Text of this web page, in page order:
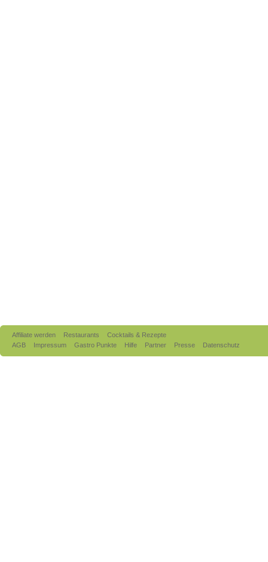
Affiliate werden Restaurants
Cocktails & Rezepte
AGB
Impressum Gastro Punkte Hilfe Partner Presse Datenschutz